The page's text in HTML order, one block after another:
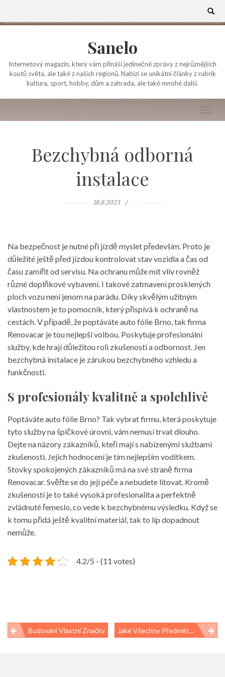
Search
Sanelo
Internetový magazín, který vám přináší jedinečné zprávy z nejrůznějších
koutů světa, ale také z našich regionů. Nabízí se unikátní články z rubrik
kultura, sport, hobby, dům a zahrada, ale také mnohé další.
Bezchybná odborná
instalace
18.8.2023
Na bezpečnost je nutné pří jízdě myslet především. Proto je
důležité ještě před jízdou kontrolovat stav vozidla a čas od
času zamířit od servisu. Na ochranu může mít vliv rovněž
různé doplňkové vybavení. I takové zatmavení prosklených
ploch vozu není jenom na parádu. Díky skvělým užitným
vlastnostem je to pomocník, který přispívá k ochraně na
cestách. V případě, že poptáváteauto fólie Brno , tak firma
Renovacar je tou nejlepší volbou. Poskytuje profesionální
služby, kde hrají důležitou roli zkušenosti a odbornost. Jen
bezchybná instalace je zárukou bezchybného vzhledu a
funkčnosti.
S profesionály kvalitně a spolehlivě
Poptáváte auto fólie Brno? Tak vybrat firmu, která poskytuje
tyto služby na špičkové úrovni, vám nemusí trvat dlouho.
Dejte na názory zákazníků, kteří mají s nabízenými službami
zkušenosti. Jejich hodnocení je tím nejlepším vodítkem.
Stovky spokojených zákazníků má na své straně firma
Renovacar. Svěřte se do její péče a nebudete litovat. Kromě
zkušeností je to také vysoká profesionalita a perfektně
zvládnuté řemeslo, co vede k bezchybnému výsledku. Když se
k tomu přidá ještě kvalitní materiál, tak to líp dopadnout
nemůže.
4.2/5 - (11 votes)
Navigace
Budování Vlastní Značky Jaké Všechny Předměty Můžete Použít K Reklamním Účelům?